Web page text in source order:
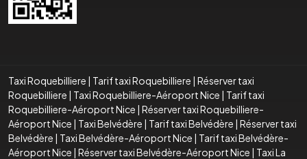
Taxi Roquebilliere | Tarif taxi Roquebilliere | Réserver taxi
Roquebilliere | Taxi Roquebilliere-Aéroport Nice | Tarif taxi
Roquebilliere-Aéroport Nice | Réserver taxi Roquebilliere-
Aéroport Nice | Taxi Belvédère | Tarif taxi Belvédère | Réserver taxi
Belvédère | Taxi Belvédère-Aéroport Nice | Tarif taxi Belvédère-
Aéroport Nice | Réserver taxi Belvédère-Aéroport Nice | Taxi La